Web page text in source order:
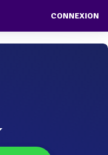
CONNEXION